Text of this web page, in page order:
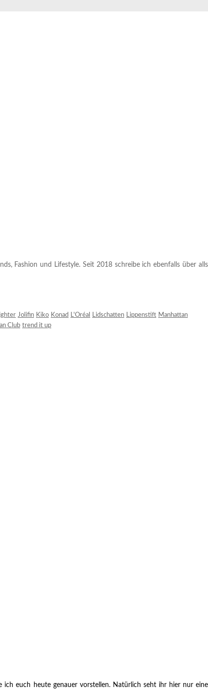
Fashion und Lifestyle. Seit 2018 schreibe ich ebenfalls über alls
Jolifin Kiko Konad L'Oréal Lidschatten Lippenstift Manhattan
Club trend it up
euch heute genauer vorstellen. Natürlich seht ihr hier nur eine